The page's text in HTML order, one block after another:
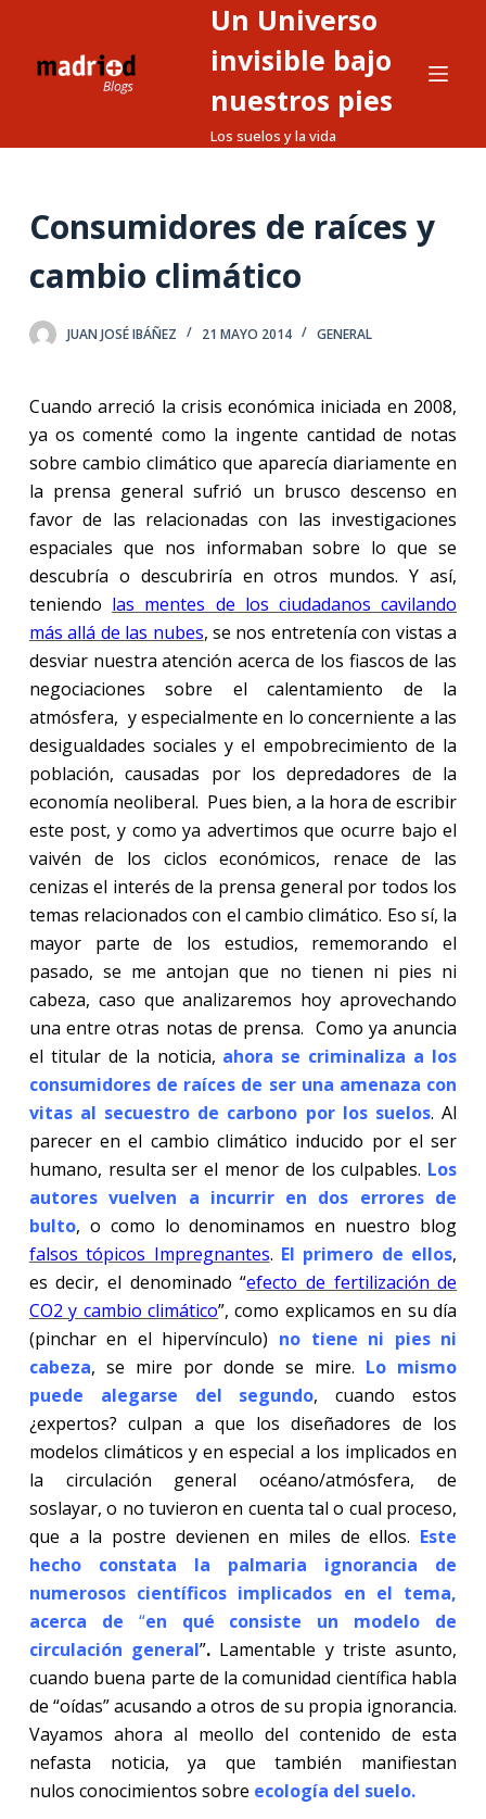
o
d
o
Un Universo
invisible bajo
nuestros pies
Los suelos y la vida
Consumidores de raíces y
cambio climático
JUAN JOSÉ IBÁÑEZ 21 MAYO 2014 GENERAL
Cuando arreció la crisis económica iniciada en 2008,
ya os comenté como la ingente cantidad de notas
sobre cambio climático que aparecía diariamente en
la prensa general sufrió un brusco descenso en
favor de las relacionadas con las investigaciones
espaciales que nos informaban sobre lo que se
descubría o descubriría en otros mundos. Y así,
teniendo las mentes de los ciudadanos cavilando
más allá de las nubes, se nos entretenía con vistas a
desviar nuestra atención acerca de los fiascos de las
negociaciones sobre el calentamiento de la
atmósfera, y especialmente en lo concerniente a las
desigualdades sociales y el empobrecimiento de la
población, causadas por los depredadores de la
economía neoliberal. Pues bien, a la hora de escribir
este post, y como ya advertimos que ocurre bajo el
vaivén de los ciclos económicos, renace de las
cenizas el interés de la prensa general por todos los
temas relacionados con el cambio climático. Eso sí, la
mayor parte de los estudios, rememorando el
pasado, se me antojan que no tienen ni pies ni
cabeza, caso que analizaremos hoy aprovechando
una entre otras notas de prensa. Como ya anuncia
el titular de la noticia, ahora se criminaliza a los
consumidores de raíces de ser una amenaza con
vitas al secuestro de carbono por los suelos. Al
parecer en el cambio climático inducido por el ser
humano, resulta ser el menor de los culpables. Los
autores vuelven a incurrir en dos errores de
bulto, o como lo denominamos en nuestro blog
falsos tópicos Impregnantes. El primero de ellos,
es decir, el denominado “efecto de fertilización de
CO2 y cambio climático”, como explicamos en su día
(pinchar en el hipervínculo) no tiene ni pies ni
cabeza, se mire por donde se mire. Lo mismo
puede alegarse del segundo, cuando estos
¿expertos? culpan a que los diseñadores de los
modelos climáticos y en especial a los implicados en
la circulación general océano/atmósfera, de
soslayar, o no tuvieron en cuenta tal o cual proceso,
que a la postre devienen en miles de ellos. Este
hecho constata la palmaria ignorancia de
numerosos científicos implicados en el tema,
acerca de “en qué consiste un modelo de
circulación general”. Lamentable y triste asunto,
cuando buena parte de la comunidad científica habla
de “oídas” acusando a otros de su propia ignorancia.
Vayamos ahora al meollo del contenido de esta
nefasta noticia, ya que también manifiestan
nulos conocimientos sobre ecología del suelo.